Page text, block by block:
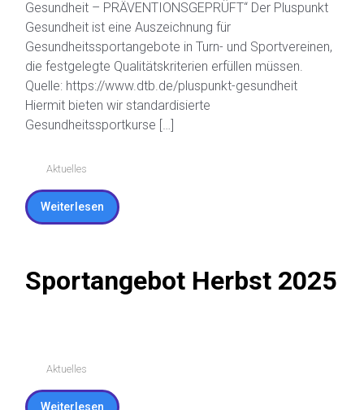
Die Turnabteilung bietet auch im Herbst 2025 in
Kooperation mit dem Generationenbüro z’Dirling
wieder Gesundheitskurse an und freut sich über Eure
Teilnahme. Die Kurse erfüllen die Kriterien „Pluspunkt
Gesundheit – PRÄVENTIONSGEPRÜFT“ Der Pluspunkt
Gesundheit ist eine Auszeichnung für
Gesundheitssportangebote in Turn- und Sportvereinen,
Quelle: https://www.dtb.de/pluspunkt-gesundheit
Gesundheitssportkurse […]
Weiterlesen
Sportangebot Herbst 2025